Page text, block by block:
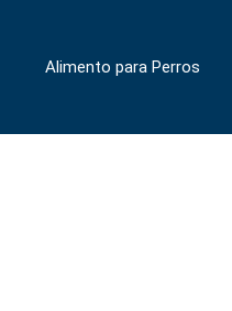
Alimento para Perros